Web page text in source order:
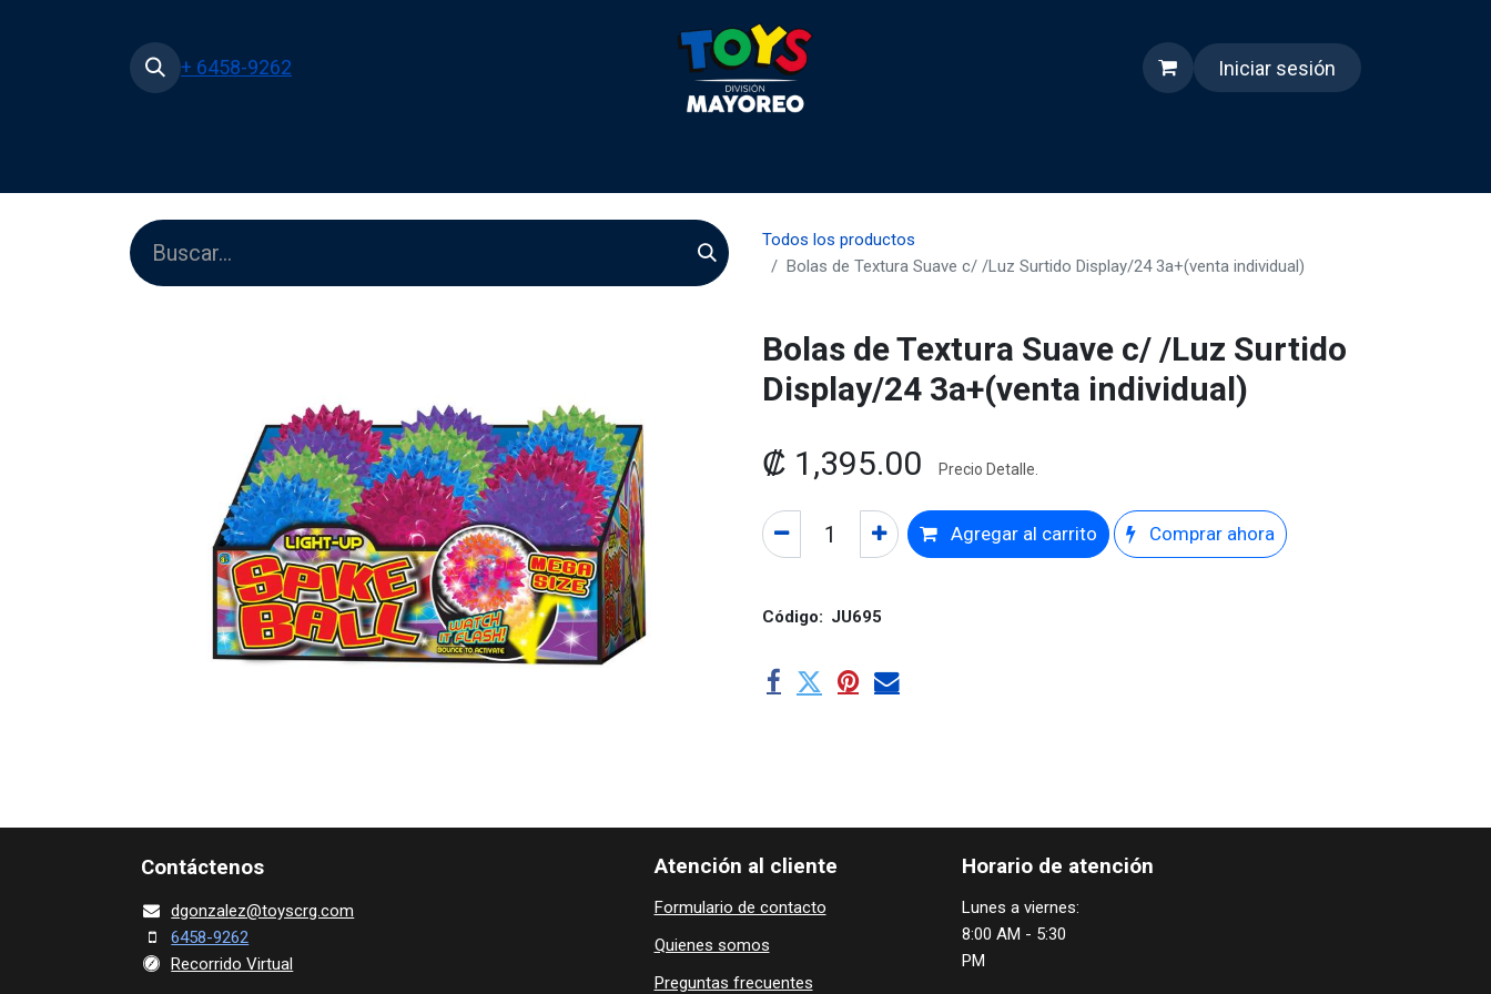
+ 6458-9262 Iniciar sesión
Todos los productos
Bolas de Textura Suave c/ /Luz Surtido Display/24 3a+(venta individual)
Bolas de Textura Suave c/ /Luz Surtido
Display/24 3a+(venta individual)
₡ 1,395.00 Precio Detalle.
Agregar al carrito Comprar ahora
Código: JU695
Contácte​nos
dgonza​lez@toy​scrg.c​o​m
6458-9262
Recorrido Virtual
Horario de atención
Lunes a viernes:
8:00 AM - 5:30
PM
Atención al cliente
Formulario de contacto
Quienes ​som​​​os
Preguntas frecuentes